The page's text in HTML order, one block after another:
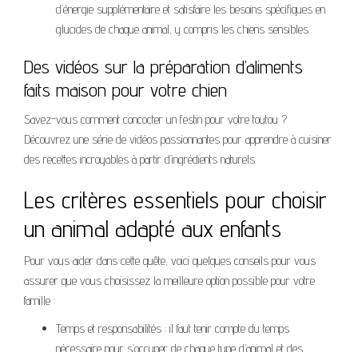
d’énergie supplémentaire et satisfaire les besoins spécifiques en
glucides de chaque animal, y compris les chiens sensibles.
Des vidéos sur la préparation d’aliments
faits maison pour votre chien
Savez-vous comment concocter un festin pour votre toutou ?
Découvrez une série de vidéos passionnantes pour apprendre à cuisiner
des recettes incroyables à partir d’ingrédients naturels.
Les critères essentiels pour choisir
un animal adapté aux enfants
Pour vous aider dans cette quête, voici quelques conseils pour vous
assurer que vous choisissez la meilleure option possible pour votre
famille :
Temps et responsabilités : il faut tenir compte du temps
nécessaire pour s’occuper de chaque type d’animal et des